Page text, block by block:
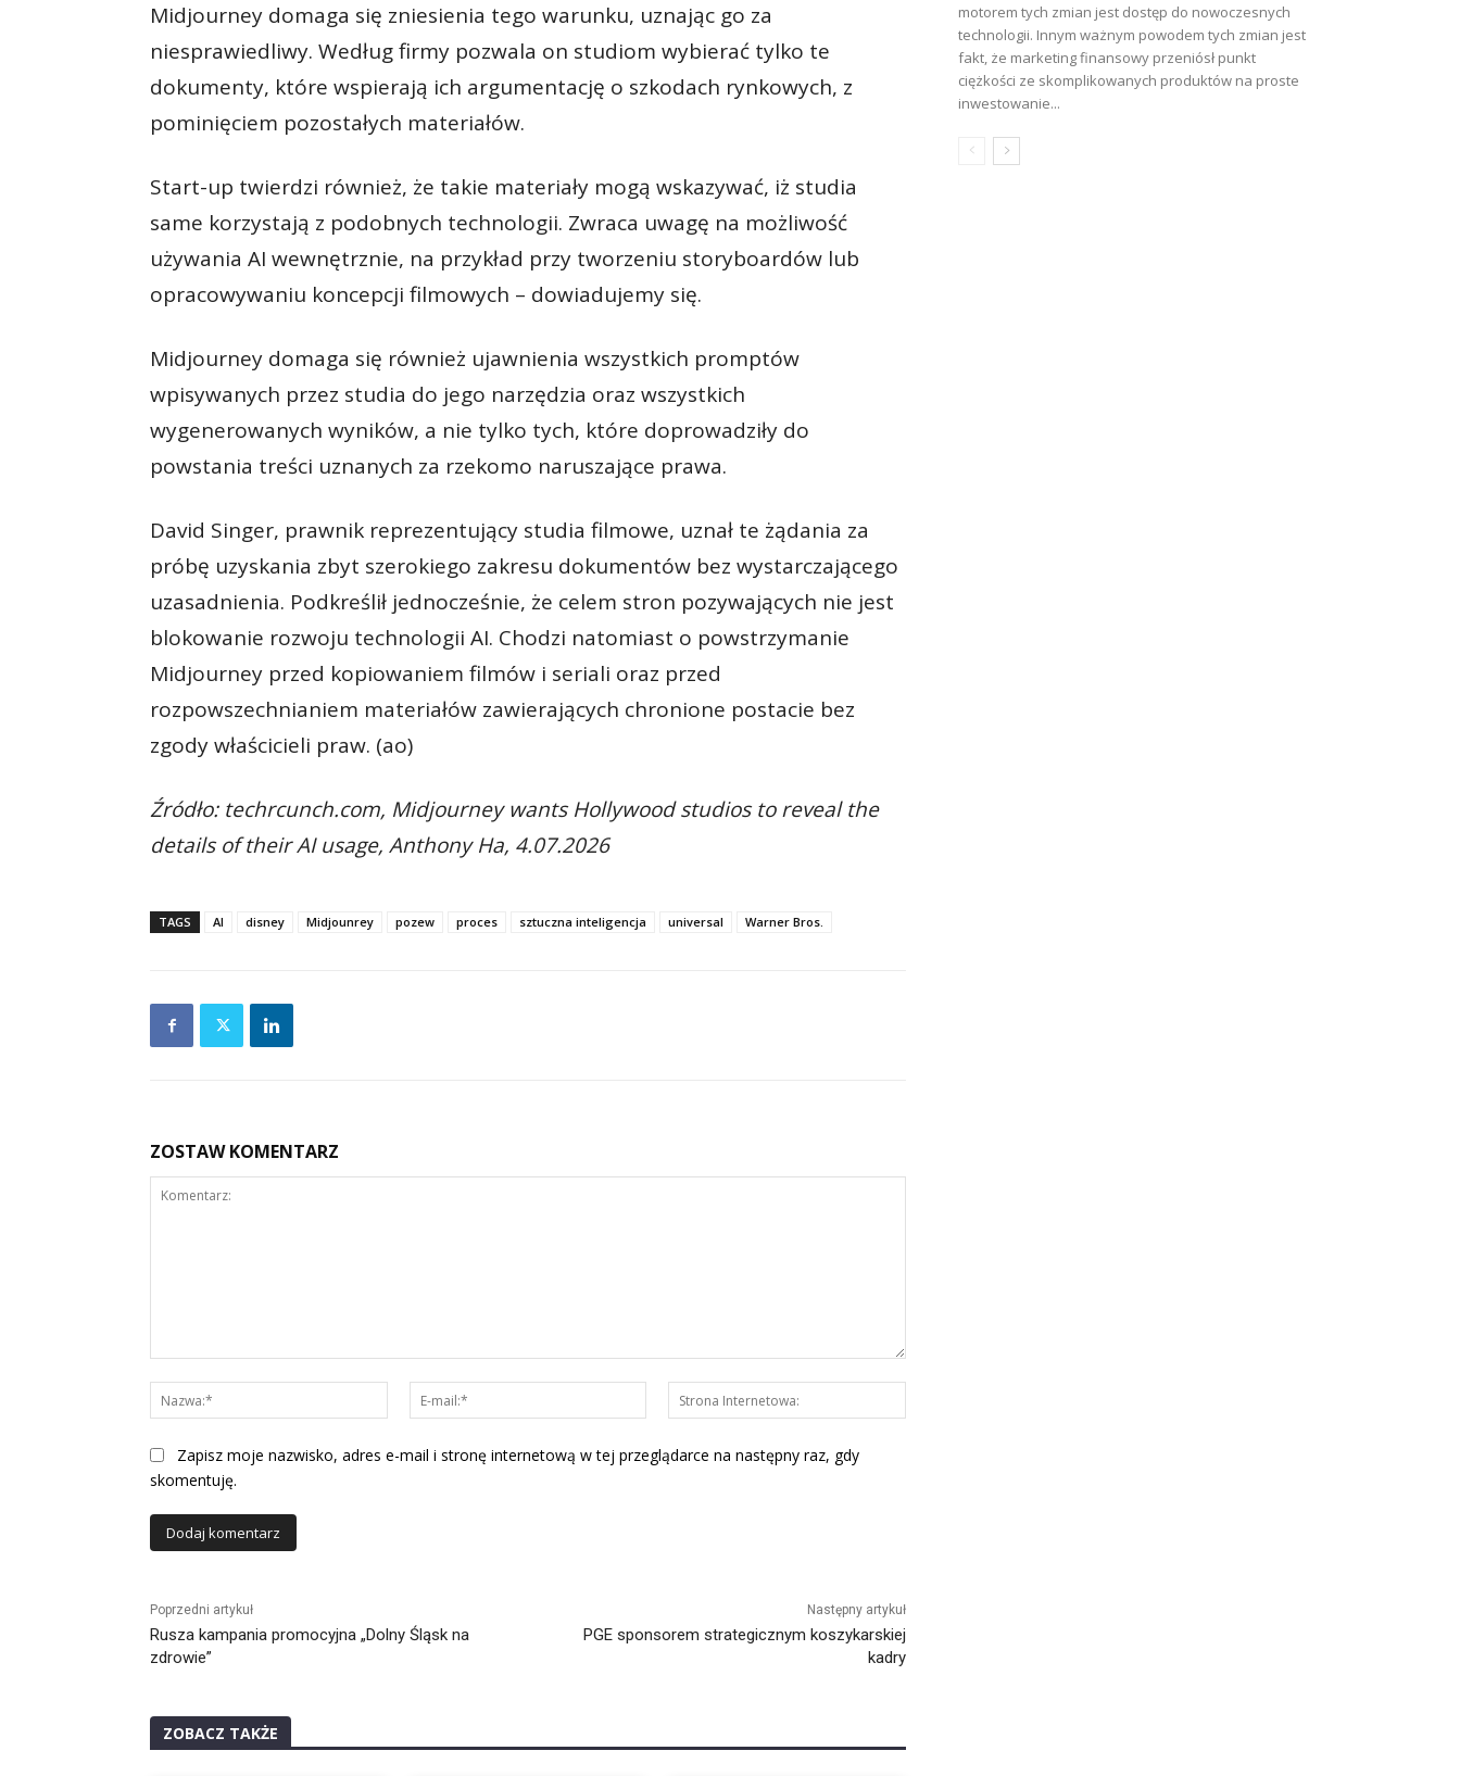
Midjourney domaga się zniesienia tego warunku, uznając go za
niesprawiedliwy. Według firmy pozwala on studiom wybierać tylko te
dokumenty, które wspierają ich argumentację o szkodach rynkowych, z
pominięciem pozostałych materiałów.
Start-up twierdzi również, że takie materiały mogą wskazywać, iż studia
same korzystają z podobnych technologii. Zwraca uwagę na możliwość
używania AI wewnętrznie, na przykład przy tworzeniu storyboardów lub
opracowywaniu koncepcji filmowych – dowiadujemy się.
Midjourney domaga się również ujawnienia wszystkich promptów
wpisywanych przez studia do jego narzędzia oraz wszystkich
wygenerowanych wyników, a nie tylko tych, które doprowadziły do
powstania treści uznanych za rzekomo naruszające prawa.
David Singer, prawnik reprezentujący studia filmowe, uznał te żądania za
próbę uzyskania zbyt szerokiego zakresu dokumentów bez wystarczającego
uzasadnienia. Podkreślił jednocześnie, że celem stron pozywających nie jest
blokowanie rozwoju technologii AI. Chodzi natomiast o powstrzymanie
Midjourney przed kopiowaniem filmów i seriali oraz przed
rozpowszechnianiem materiałów zawierających chronione postacie bez
zgody właścicieli praw. (ao)
Źródło: techrcunch.com, Midjourney wants Hollywood studios to reveal the
details of their AI usage, Anthony Ha, 4.07.2026
TAGS AI disney Midjounrey pozew proces sztuczna inteligencja universal Warner Bros.
ZOSTAW KOMENTARZ
Nazwa:*
mail:*
Internetowa:
Zapisz moje nazwisko, adres e-mail i stronę internetową w tej przeglądarce na następny raz, gdy
skomentuję.
Poprzedni artykuł
Rusza kampania promocyjna „Dolny Śląsk na
zdrowie”
Następny artykuł
PGE sponsorem strategicznym koszykarskiej
kadry
ZOBACZ TAKŻE
motorem tych zmian jest dostęp do nowoczesnych
technologii. Innym ważnym powodem tych zmian jest
fakt, że marketing finansowy przeniósł punkt
ciężkości ze skomplikowanych produktów na proste
inwestowanie...